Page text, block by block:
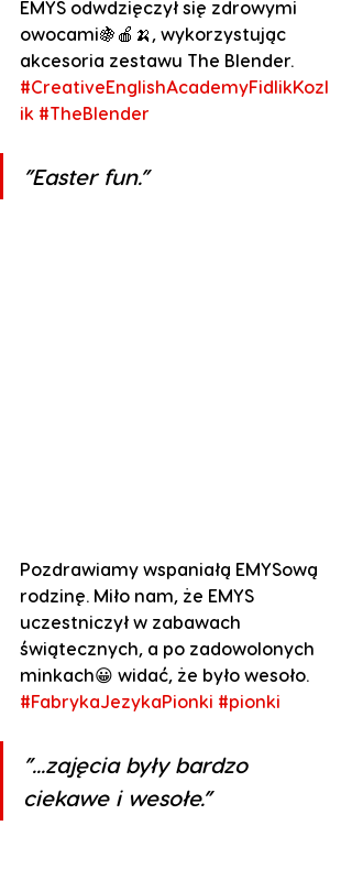
EMYS odwdzięczył się zdrowymi
owocami🍇🍎🍌, wykorzystując
akcesoria zestawu The Blender.
#CreativeEnglishAcademyFidlikKozl
ik #TheBlender
”Easter fun.”
Pozdrawiamy wspaniałą EMYSową
rodzinę. Miło nam, że EMYS
uczestniczył w zabawach
świątecznych, a po zadowolonych
minkach😀 widać, że było wesoło.
#FabrykaJezykaPionki #pionki
”...zajęcia były bardzo
ciekawe i wesołe.”